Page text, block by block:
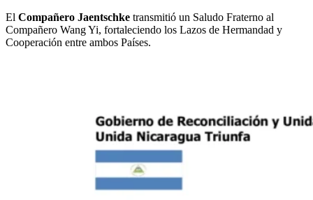
El Compañero Jaentschke transmitió un Saludo Fraterno al
Compañero Wang Yi, fortaleciendo los Lazos de Hermandad y
Cooperación entre ambos Países.